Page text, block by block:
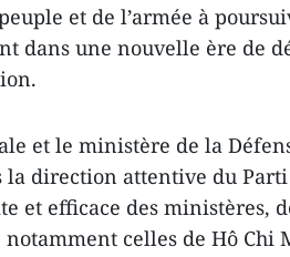
et de l’armée à
dans une nouvelle ère de
et le ministère de la
direction attentive du Parti
et efficace des ministères,
celles de Hô Chi